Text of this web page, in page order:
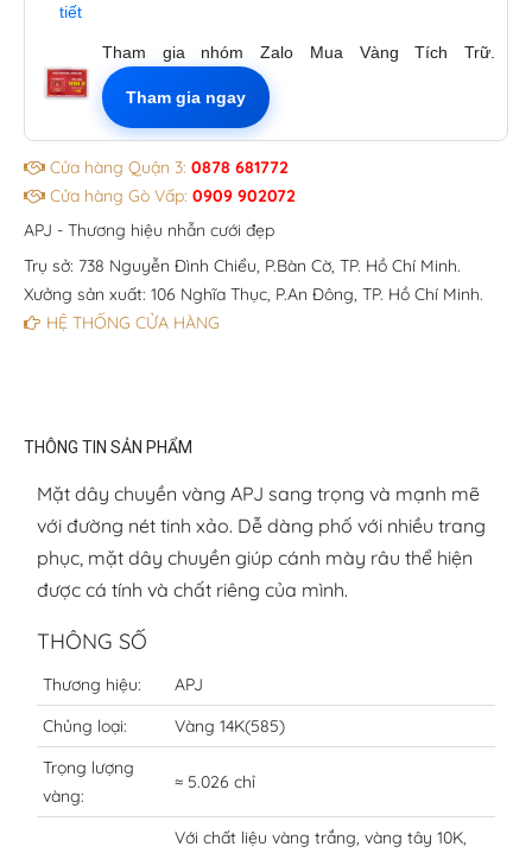
tiết
Tham gia nhóm Zalo Mua Vàng Tích Trữ.
Tham gia ngay
Cửa hàng Quận 3: 0878 681772
Cửa hàng Gò Vấp: 0909 902072
APJ - Thương hiệu nhẫn cưới đẹp
Trụ sở: 738 Nguyễn Đình Chiểu, P.Bàn Cờ, TP. Hồ Chí Minh.
Xưởng sản xuất: 106 Nghĩa Thục, P.An Đông, TP. Hồ Chí Minh.
HỆ THỐNG CỬA HÀNG
THÔNG TIN SẢN PHẨM
Mặt dây chuyền vàng APJ sang trọng và mạnh mẽ
với đường nét tinh xảo. Dễ dàng phố với nhiều trang
phục, mặt dây chuyền giúp cánh mày râu thể hiện
được cá tính và chất riêng của mình.
THÔNG SỐ
Thương hiệu:
APJ
Chủng loại:
Vàng 14K(585)
Trọng lượng
vàng:
≈ 5.026 chỉ
Với chất liệu vàng trắng, vàng tây 10K,